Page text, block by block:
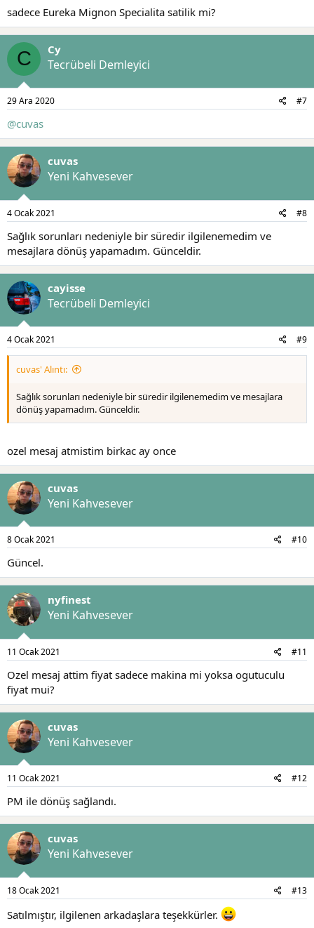
sadece Eureka Mignon Specialita satilik mi?
C Cy
Tecrübeli Demleyici
29 Ara 2020 #7
@cuvas
cuvas
Yeni Kahvesever
4 Ocak 2021 #8
Sağlık sorunları nedeniyle bir süredir ilgilenemedim ve
mesajlara dönüş yapamadım. Günceldir.
cayisse
Tecrübeli Demleyici
4 Ocak 2021 #9
cuvas' Alıntı:
Sağlık sorunları nedeniyle bir süredir ilgilenemedim ve mesajlara
dönüş yapamadım. Günceldir.
ozel mesaj atmistim birkac ay once
cuvas
Yeni Kahvesever
8 Ocak 2021 #10
Güncel.
nyfinest
Yeni Kahvesever
11 Ocak 2021 #11
Ozel mesaj attim fiyat sadece makina mi yoksa ogutuculu
fiyat mui?
cuvas
Yeni Kahvesever
11 Ocak 2021 #12
PM ile dönüş sağlandı.
cuvas
Yeni Kahvesever
18 Ocak 2021 #13
Satılmıştır, ilgilenen arkadaşlara teşekkürler.